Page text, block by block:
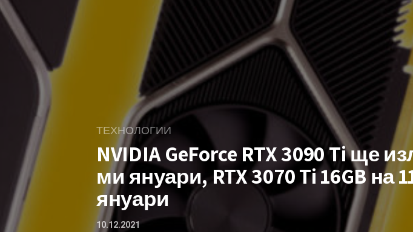
ТЕХНОЛОГИИ
NVIDIA GeForce RTX 3090 Ti ще
ми януари, RTX 3070 Ti 16GB на
януари
10.12.2021